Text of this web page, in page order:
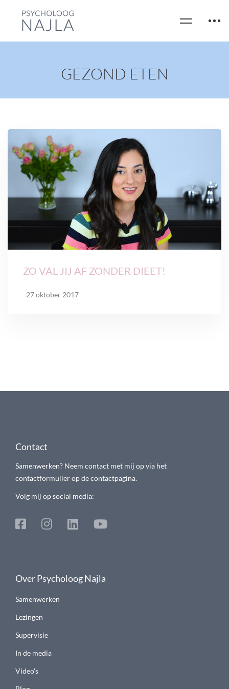
GEZOND ETEN
ZO VAL JIJ AF ZONDER DIEET!
27 oktober 2017
Contact
Samenwerken? Neem contact met mij op via het
contactformulier op de contactpagina.
Volg mij op social media:
Over Psycholoog Najla
Samenwerken
Lezingen
Supervisie
In de media
Video's